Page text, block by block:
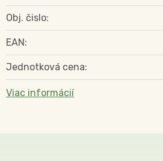
Obj. čislo:
EAN:
Jednotková cena:
Viac informácií